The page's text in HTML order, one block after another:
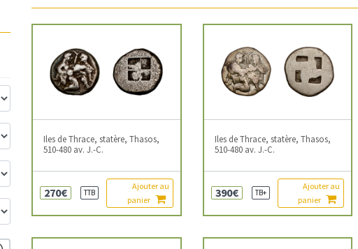
Iles de Thrace, statère, Thasos,
510-480 av. J.-C.
270€ TTB
Ajouter au
panier
Iles de Thrace, statère, Thasos,
510-480 av. J.-C.
390€ TB+
Ajouter au
panier